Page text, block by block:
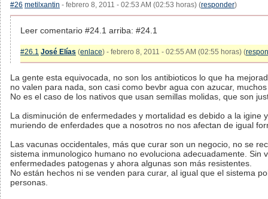
#26 metilxantin - febrero 8, 2011 - 02:53 AM (02:53 horas) (responder)
Leer comentario #24.1 arriba: #24.1
#26.1 José Elías (enlace) - febrero 8, 2011 - 02:55 AM (02:55 horas) (
La gente esta equivocada, no son los antibioticos lo que ha
no valen para nada, son casi como bevbr agua con azucar,
No es el caso de los nativos que usan semillas molidas, que son
La disminución de enfermedades y mortalidad es debido a la igine
muriendo de enferdades que a nosotros no nos afectan de igual
Las vacunas occidentales, más que curar son un negocio, no se
sistema inmunologico humano no evoluciona adecuadamente.
enfermedades patogenas y ahora algunas son más resistentes.
No están hechos ni se venden para curar, al igual que el sistema
personas.